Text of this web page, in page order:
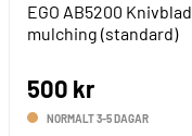
EGO AB5200 Knivblad
mulching (standard)
500 kr
NORMALT 3-5 DAGAR